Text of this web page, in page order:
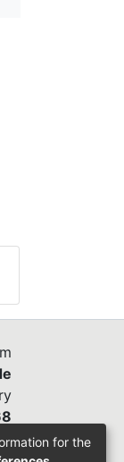
for the